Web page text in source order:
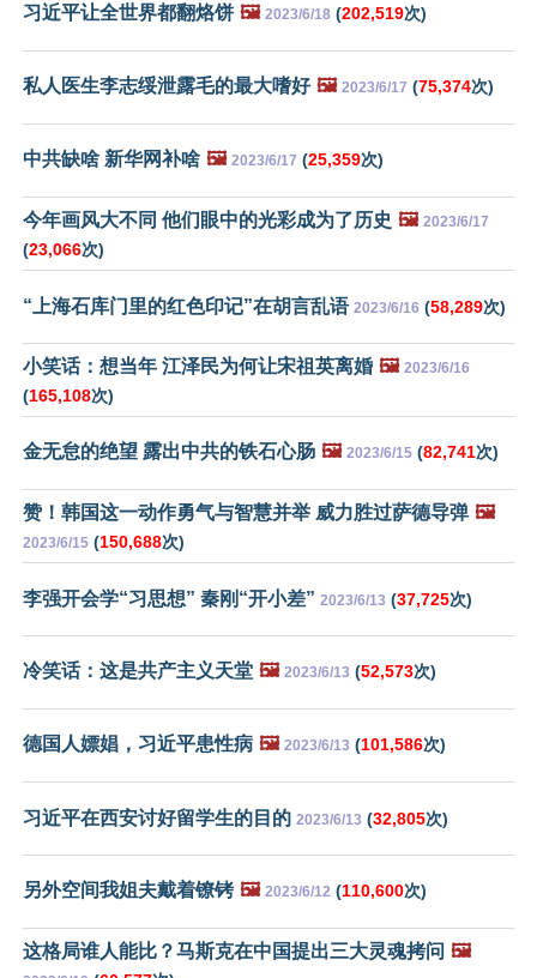
习近平让全世界都翻烙饼 🖼️ 2023/6/18 (202,519次)
私人医生李志绥泄露毛的最大嗜好 🖼️ 2023/6/17 (75,374次)
中共缺啥 新华网补啥 🖼️ 2023/6/17 (25,359次)
今年画风大不同 他们眼中的光彩成为了历史 🖼️ 2023/6/17
(23,066次)
“上海石库门里的红色印记”在胡言乱语 2023/6/16 (58,289次)
小笑话：想当年 江泽民为何让宋祖英离婚 🖼️ 2023/6/16
(165,108次)
金无怠的绝望 露出中共的铁石心肠 🖼️ 2023/6/15 (82,741次)
赞！韩国这一动作勇气与智慧并举 威力胜过萨德导弹 🖼️
2023/6/15 (150,688次)
李强开会学“习思想” 秦刚“开小差” 2023/6/13 (37,725次)
冷笑话：这是共产主义天堂 🖼️ 2023/6/13 (52,573次)
德国人嫖娼，习近平患性病 🖼️ 2023/6/13 (101,586次)
习近平在西安讨好留学生的目的 2023/6/13 (32,805次)
另外空间我姐夫戴着镣铐 🖼️ 2023/6/12 (110,600次)
这格局谁人能比？马斯克在中国提出三大灵魂拷问 🖼️